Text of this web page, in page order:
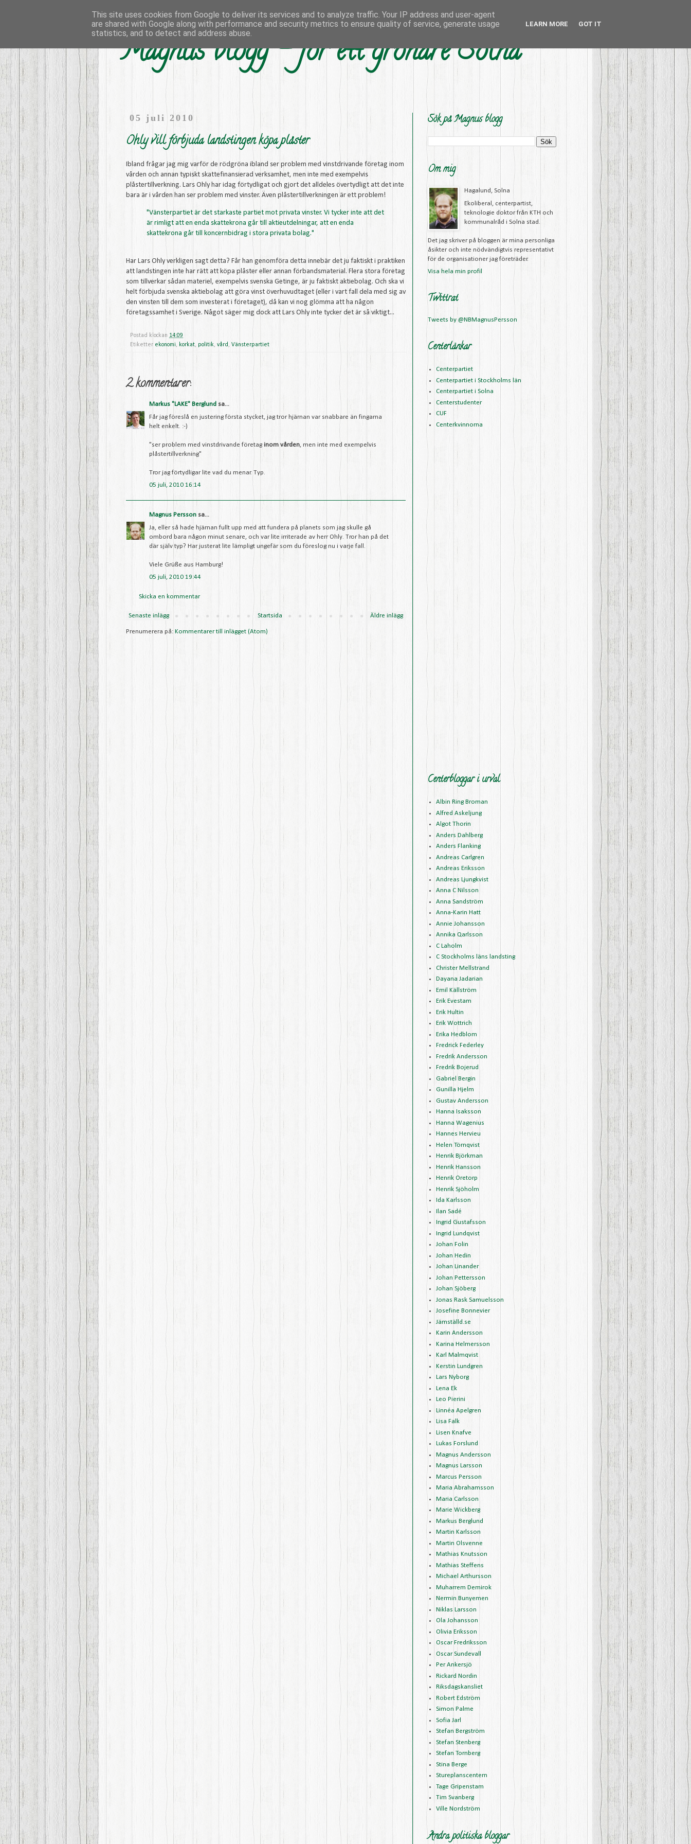
Magnus blogg - för ett grönare Solna
05 juli 2010
Ohly vill förbjuda landstingen köpa plåster
Ibland frågar jag mig varför de rödgröna ibland ser problem med vinstdrivande företag inom
vården och annan typiskt skattefinansierad verksamhet, men inte med exempelvis
plåstertillverkning. Lars Ohly har idag förtydligat och gjort det alldeles övertydligt att det inte
bara är i vården han ser problem med vinster. Även plåstertillverkningen är ett problem!
"Vänsterpartiet är det starkaste partiet mot privata vinster. Vi tycker inte att det
är rimligt att en enda skattekrona går till aktieutdelningar, att en enda
skattekrona går till koncernbidrag i stora privata bolag."
Har Lars Ohly verkligen sagt detta? Får han genomföra detta innebär det ju faktiskt i praktiken
att landstingen inte har rätt att köpa plåster eller annan förbandsmaterial. Flera stora företag
som tillverkar sådan materiel, exempelvis svenska Getinge, är ju faktiskt aktiebolag. Och ska vi
helt förbjuda svenska aktiebolag att göra vinst överhuvudtaget (eller i vart fall dela med sig av
den vinsten till dem som investerat i företaget), då kan vi nog glömma att ha någon
företagssamhet i Sverige. Något säger mig dock att Lars Ohly inte tycker det är så viktigt...
Postad klockan 14:09
Etiketter ekonomi, korkat, politik, vård, Vänsterpartiet
2 kommentarer:
Markus "LAKE" Berglund sa...
Får jag föreslå en justering första stycket, jag tror hjärnan var snabbare än fingarna
helt enkelt. :-)
"ser problem med vinstdrivande företag inom vården, men inte med exempelvis
plåstertillverkning"
Tror jag förtydligar lite vad du menar. Typ.
05 juli, 2010 16:14
Magnus Persson sa...
Ja, eller så hade hjärnan fullt upp med att fundera på planets som jag skulle gå
ombord bara någon minut senare, och var lite irriterade av herr Ohly. Tror han på det
där själv typ? Har justerat lite lämpligt ungefär som du föreslog nu i varje fall.
Viele Grüße aus Hamburg!
05 juli, 2010 19:44
Skicka en kommentar
Senaste inlägg Äldre inlägg
Startsida
Prenumerera på: Kommentarer till inlägget (Atom)
Sök på Magnus blogg
Om mig
Hagalund, Solna
Ekoliberal, centerpartist,
teknologie doktor från KTH och
kommunalråd i Solna stad.
Det jag skriver på bloggen är mina personliga
åsikter och inte nödvändigtvis representativt
för de organisationer jag företräder.
Visa hela min profil
Twittrat
Tweets by @NBMagnusPersson
Centerlänkar
Centerpartiet
Centerpartiet i Stockholms län
Centerpartiet i Solna
Centerstudenter
CUF
Centerkvinnorna
Centerbloggar i urval
Albin Ring Broman
Alfred Askeljung
Algot Thorin
Anders Dahlberg
Anders Flanking
Andreas Carlgren
Andreas Eriksson
Andreas Ljungkvist
Anna C Nilsson
Anna Sandström
Anna-Karin Hatt
Annie Johansson
Annika Qarlsson
C Laholm
C Stockholms läns landsting
Christer Mellstrand
Dayana Jadarian
Emil Källström
Erik Evestam
Erik Hultin
Erik Wottrich
Erika Hedblom
Fredrick Federley
Fredrik Andersson
Fredrik Bojerud
Gabriel Bergin
Gunilla Hjelm
Gustav Andersson
Hanna Isaksson
Hanna Wagenius
Hannes Hervieu
Helen Törnqvist
Henrik Björkman
Henrik Hansson
Henrik Oretorp
Henrik Sjöholm
Ida Karlsson
Ilan Sadé
Ingrid Gustafsson
Ingrid Lundqvist
Johan Folin
Johan Hedin
Johan Linander
Johan Pettersson
Johan Sjöberg
Jonas Rask Samuelsson
Josefine Bonnevier
Jämställd.se
Karin Andersson
Karina Helmersson
Karl Malmqvist
Kerstin Lundgren
Lars Nyborg
Lena Ek
Leo Pierini
Linnéa Apelgren
Lisa Falk
Lisen Knafve
Lukas Forslund
Magnus Andersson
Magnus Larsson
Marcus Persson
Maria Abrahamsson
Maria Carlsson
Marie Wickberg
Markus Berglund
Martin Karlsson
Martin Olsvenne
Mathias Knutsson
Mathias Steffens
Michael Arthursson
Muharrem Demirok
Nermin Bunyemen
Niklas Larsson
Ola Johansson
Olivia Eriksson
Oscar Fredriksson
Oscar Sundevall
Per Ankersjö
Rickard Nordin
Riksdagskansliet
Robert Edström
Simon Palme
Sofia Jarl
Stefan Bergström
Stefan Stenberg
Stefan Tornberg
Stina Berge
Stureplanscentern
Tage Gripenstam
Tim Svanberg
Ville Nordström
Andra politiska bloggar
This site uses cookies from Google to deliver its services and to analyze traffic. Your IP address and user-agent
are shared with Google along with performance and security metrics to ensure quality of service, generate usage
statistics, and to detect and address abuse.
LEARN MORE GOT IT